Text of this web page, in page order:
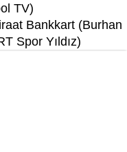
TV)
Bankkart (Burhan
Spor Yıldız)